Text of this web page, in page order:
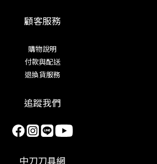
顧客服務
購物說明
付款與配送
退換貨服務
追蹤我們
中刀刀具網